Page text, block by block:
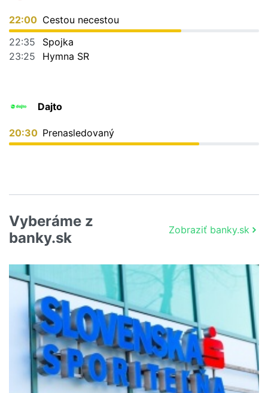
22:00 Cestou necestou
22:35
Spojka
23:25
Hymna SR
Dajto
20:30 Prenasledovaný
Vyberáme z
banky.sk
Zobraziť banky.sk